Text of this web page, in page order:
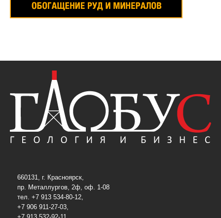
660131, г. Красноярск,
пр. Металлургов, 2ф, оф. 1-08
тел. +7 913 534-80-12,
+7 906 911-27-03,